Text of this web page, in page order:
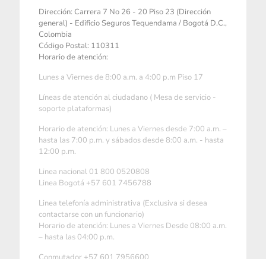
Dirección: Carrera 7 No 26 - 20 Piso 23 (Dirección
general) - Edificio Seguros Tequendama / Bogotá D.C.,
Colombia
Código Postal: 110311
Horario de atención:
Lunes a Viernes de 8:00 a.m. a 4:00 p.m Piso 17
Líneas de atención al ciudadano ( Mesa de servicio -
soporte plataformas)
Horario de atención: Lunes a Viernes desde 7:00 a.m. –
hasta las 7:00 p.m. y sábados desde 8:00 a.m. - hasta
12:00 p.m.
Linea nacional 01 800 0520808
Linea Bogotá +57 601 7456788
Linea telefonía administrativa (Exclusiva si desea
contactarse con un funcionario)
Horario de atención: Lunes a Viernes Desde 08:00 a.m.
– hasta las 04:00 p.m.